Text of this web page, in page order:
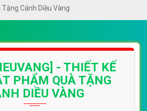
Cánh Diều Vàng
- THIẾT KẾ
PHẨM QUÀ TẶNG
DIỀU VÀNG